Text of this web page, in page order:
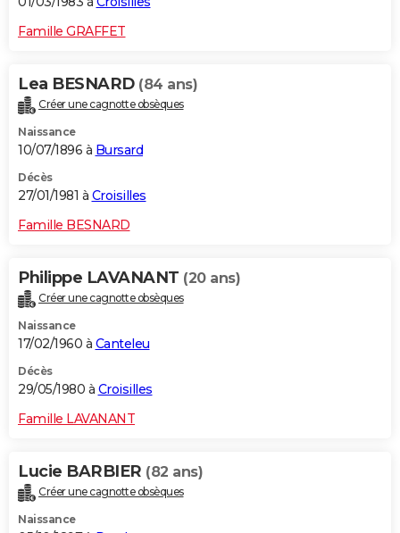
Famille GRAFFET
Lea BESNARD (84 ans)
Créer une cagnotte obsèques
Naissance
10/07/1896 à Bursard
Décès
27/01/1981 à Croisilles
Famille BESNARD
Philippe LAVANANT (20 ans)
Créer une cagnotte obsèques
Naissance
17/02/1960 à Canteleu
Décès
29/05/1980 à Croisilles
Famille LAVANANT
Lucie BARBIER (82 ans)
Créer une cagnotte obsèques
Naissance